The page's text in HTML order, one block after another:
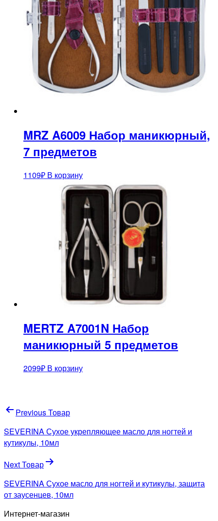
MRZ A6009 Набор маникюрный,
7 предметов
1109₽ В корзину
MERTZ A7001N Набор
маникюрный 5 предметов
2099₽ В корзину
Навигация
по
записям
Previous Товар
SEVERINA Сухое укрепляющее масло для ногтей и
кутикулы, 10мл
Next Товар
SEVERINA Сухое масло для ногтей и кутикулы, защита
от заусенцев, 10мл
Интернет-магазин